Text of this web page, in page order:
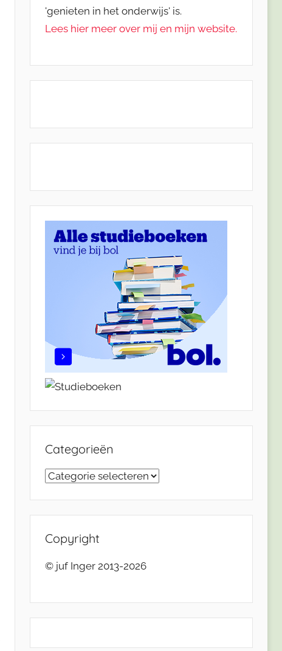
'genieten in het onderwijs' is.
Lees hier meer over mij en mijn website.
Categorieën
Categorieën
Copyright
© juf Inger 2013-2026